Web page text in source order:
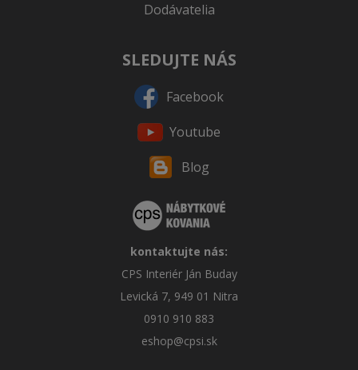
Dodávatelia
SLEDUJTE NÁS
Facebook
Youtube
Blog
kontaktujte nás:
CPS Interiér Ján Buday
Levická 7, 949 01 Nitra
0910 910 883
eshop@cpsi.sk